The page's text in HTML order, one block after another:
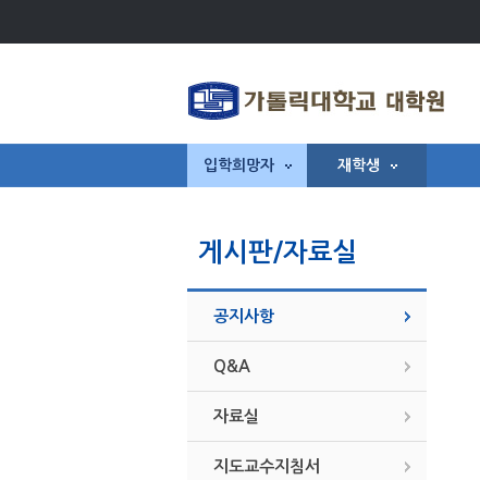
입학희망자 재학생
게시판/자료실
공지사항
Q&A
자료실
지도교수지침서